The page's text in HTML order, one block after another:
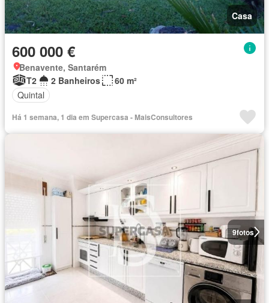
Casa
600 000 €
Benavente, Santarém
T2
2 Banheiros
60 m²
Quintal
Há 1 semana, 1 dia em Supercasa - MaisConsultores
9fotos